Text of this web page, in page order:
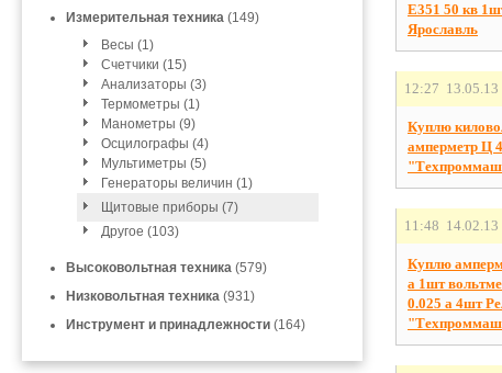
Измерительная техника (149)
Весы (1)
Счетчики (15)
Анализаторы (3)
Термометры (1)
Манометры (9)
Осцилографы (4)
Мультиметры (5)
Генераторы величин (1)
Щитовые приборы (7)
Другое (103)
Высоковольтная техника (579)
Низковольтная техника (931)
Инструмент и принадлежности (164)
Е351 50 кв
Ярославль
12:27
Куплю
амперметр Ц
11:48
Куплю
а 1шт
0.025 а 4шт